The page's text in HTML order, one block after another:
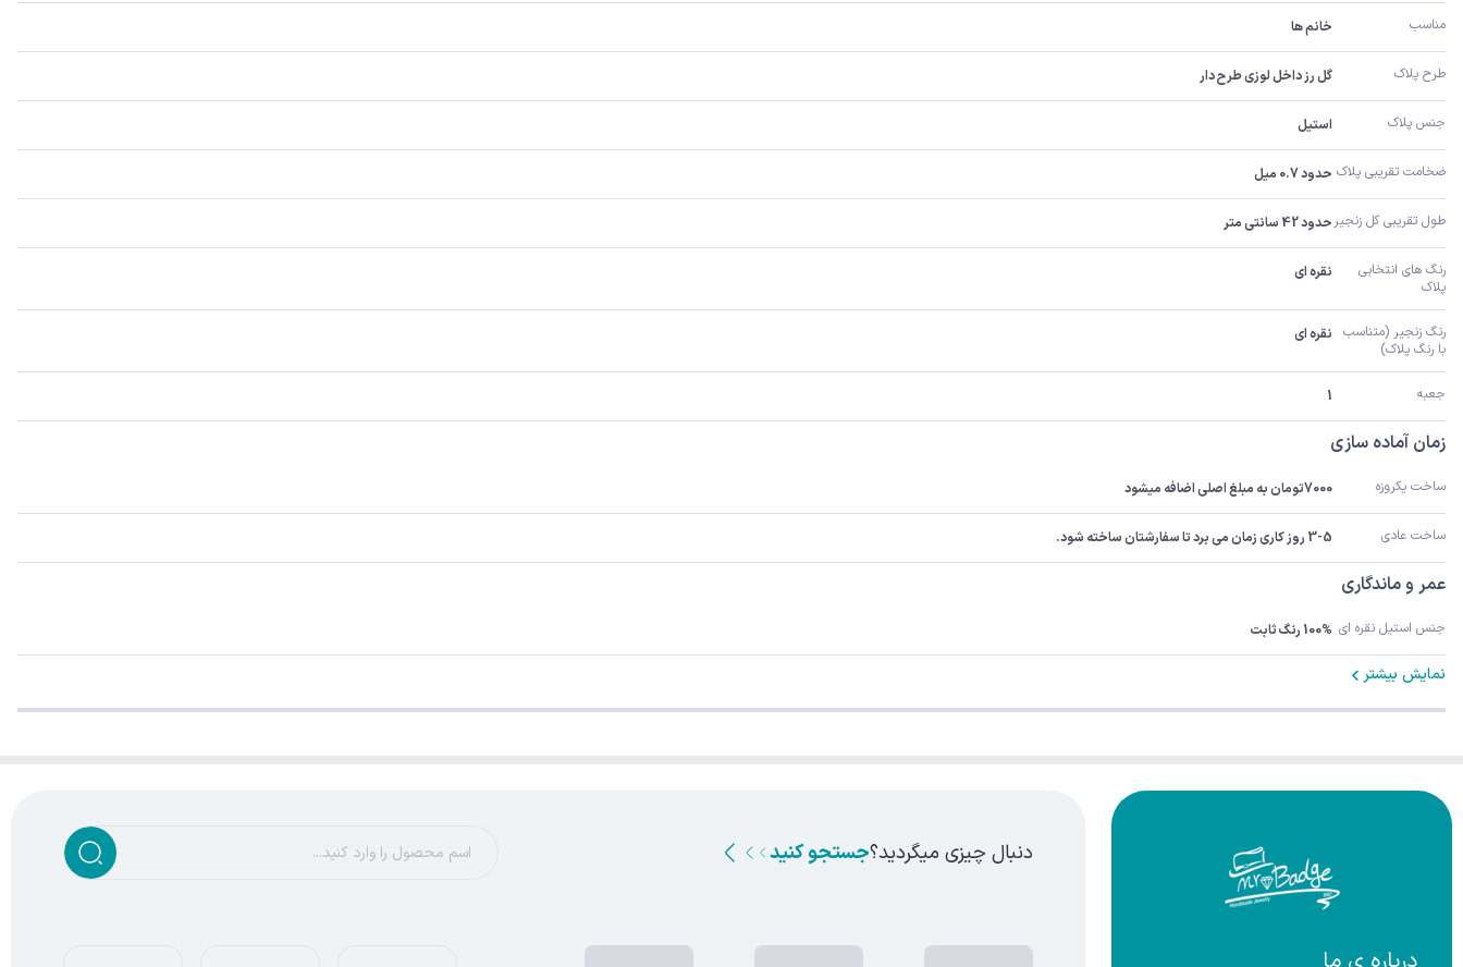
مناسب خانم ها
طرح پلاک گل رز داخل لوزی طرح دار
جنس پلاک استیل
ضخامت تقریبی پلاک حدود 0.7 میل
طول تقریبی کل زنجیر حدود 42 سانتی متر
پلاک
نقره ای
با رنگ پلاک)
نقره ای
جعبه 1
زمان آماده سازی
ساخت یکروزه 7000تومان به مبلغ اصلی اضافه میشود
ساخت عادی 3-5 روز کاری زمان می برد تا سفارشتان ساخته شود.
عمر و ماندگاری
جنس استیل نقره ای 100% رنگ ثابت
نمایش بیشتر
دنبال چیزی میگردید؟جستجو کنید